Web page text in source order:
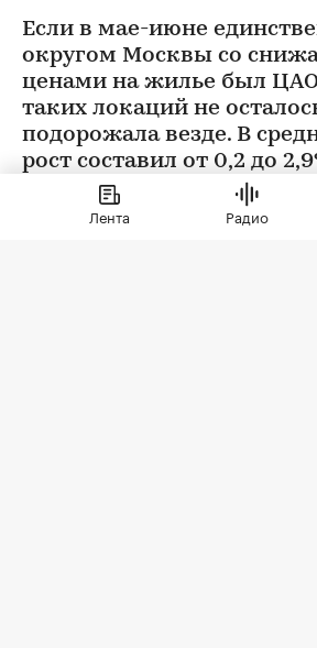
Если в мае-июне
округом Москвы со
ценами на жилье был
таких локаций не
подорожала везде. В
рост составил от 0,2 до
Лента Радио